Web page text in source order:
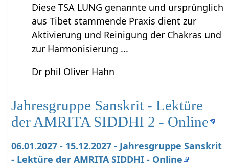
Diese TSA LUNG genannte und ursprünglich
aus Tibet stammende Praxis dient zur
Aktivierung und Reinigung der Chakras und
zur Harmonisierung ...
Dr phil Oliver Hahn
Jahresgruppe Sanskrit - Lektüre
der AMRITA SIDDHI 2 - Online
06.01.2027 - 15.12.2027 - Jahresgruppe Sanskrit
- Lektüre der AMRITA SIDDHI - Online